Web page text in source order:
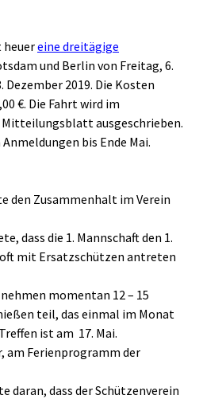
heuereine dreitägige
und Berlin von Freitag, 6.
Dezember 2019. Die Kosten
€. Die Fahrt wird im
ausgeschrieben.
bis Ende Mai.
den Zusammenhalt im Verein
dass die 1. Mannschaft den 1.
mit Ersatzschützen antreten
momentan 12 – 15
teil, das einmal im Monat
ist am 17. Mai.
am Ferienprogramm der
daran, dass der Schützenverein